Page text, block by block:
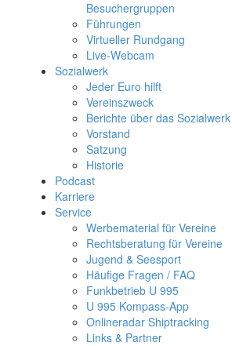
Besuchergruppen
Führungen
Virtueller Rundgang
Live-Webcam
Sozialwerk
Jeder Euro hilft
Vereinszweck
Berichte über das Sozialwerk
Vorstand
Satzung
Historie
Podcast
Karriere
Service
Werbematerial für Vereine
Rechtsberatung für Vereine
Jugend & Seesport
Häufige Fragen / FAQ
Funkbetrieb U 995
U 995 Kompass-App
Onlineradar Shiptracking
Links & Partner